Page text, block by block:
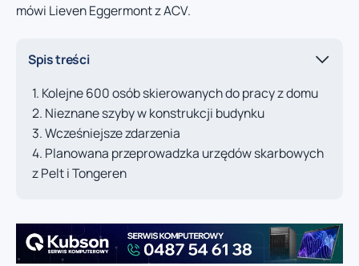
mówi Lieven Eggermont z ACV.
Spis treści
Kolejne 600 osób skierowanych do pracy z domu
Nieznane szyby w konstrukcji budynku
Wcześniejsze zdarzenia
Planowana przeprowadzka urzędów skarbowych
z Pelt i Tongeren